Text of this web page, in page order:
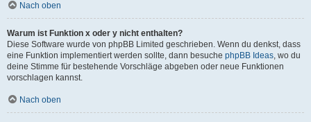
Nach oben
Warum ist Funktion x oder y nicht enthalten?
Diese Software wurde von phpBB Limited geschrieben. Wenn du denkst, dass
eine Funktion implementiert werden sollte, dann besuche phpBB Ideas, wo du
deine Stimme für bestehende Vorschläge abgeben oder neue Funktionen
vorschlagen kannst.
Nach oben